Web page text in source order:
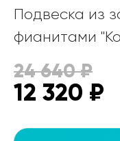
Подвеска из
фианитами
24 640₽
12 320 ₽